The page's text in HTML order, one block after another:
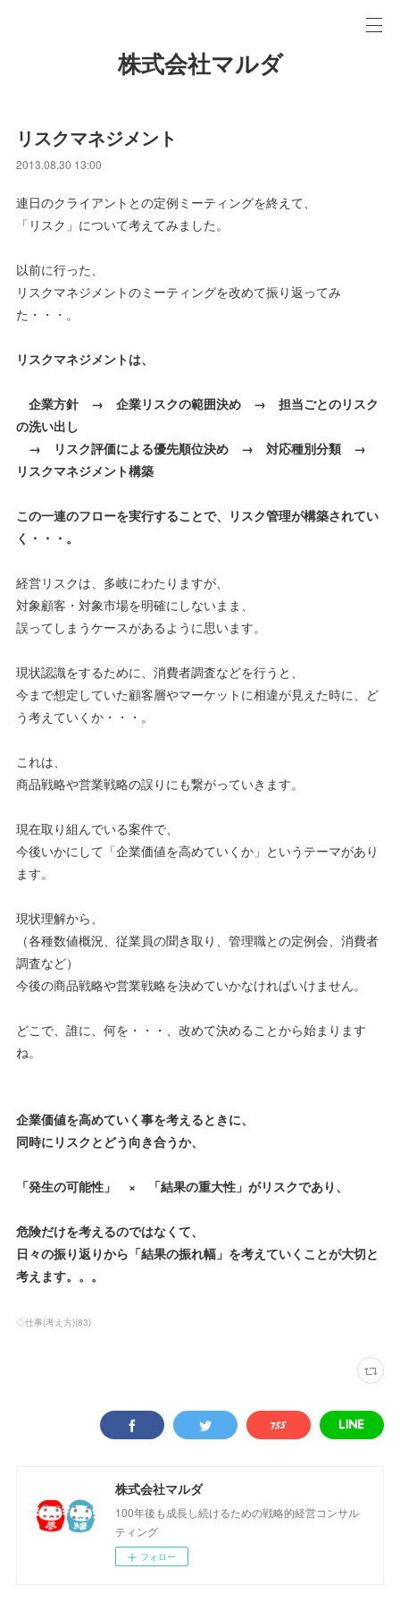
株式会社マルダ
リスクマネジメント
2013.08.30 13:00
連日のクライアントとの定例ミーティングを終えて、
「リスク」について考えてみました。
以前に行った、
リスクマネジメントのミーティングを改めて振り返ってみ
た・・・。
リスクマネジメントは、
企業方針 → 企業リスクの範囲決め → 担当ごとのリスク
の洗い出し
→ リスク評価による優先順位決め → 対応種別分類 →
リスクマネジメント構築
この一連のフローを実行することで、リスク管理が構築されてい
く・・・。
経営リスクは、多岐にわたりますが、
対象顧客・対象市場を明確にしないまま、
誤ってしまうケースがあるように思います。
現状認識をするために、消費者調査などを行うと、
今まで想定していた顧客層やマーケットに相違が見えた時に、ど
う考えていくか・・・。
これは、
商品戦略や営業戦略の誤りにも繋がっていきます。
現在取り組んでいる案件で、
今後いかにして「企業価値を高めていくか」というテーマがあり
ます。
現状理解から、
（各種数値概況、従業員の聞き取り、管理職との定例会、消費者
調査など）
今後の商品戦略や営業戦略を決めていかなければいけません。
どこで、誰に、何を・・・、改めて決めることから始まります
ね。
企業価値を高めていく事を考えるときに、
同時にリスクとどう向き合うか、
「発生の可能性」 × 「結果の重大性」がリスクであり、
危険だけを考えるのではなくて、
日々の振り返りから「結果の振れ幅」を考えていくことが大切と
考えます。。。
◇仕事(考え方)(83)
株式会社マルダ
100年後も成長し続けるための戦略的経営コンサル
ティング
フォロー